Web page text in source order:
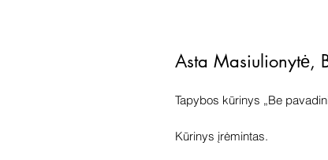
Asta Masiulionytė,
Tapybos kūrinys „Be
Kūrinys įrėmintas.